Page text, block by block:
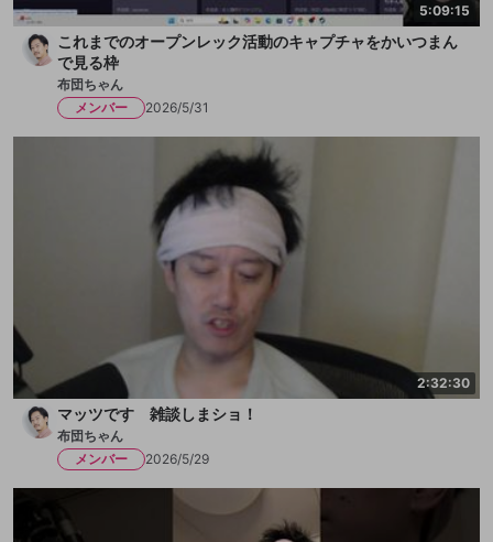
5:09:15
これまでのオープンレック活動のキャプチャをかいつまん
で見る枠
布団ちゃん
メンバー
2026/5/31
2:32:30
マッツです 雑談しまショ！
布団ちゃん
メンバー
2026/5/29